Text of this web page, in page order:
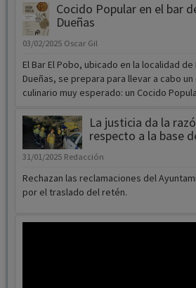
Cocido Popular en el bar
Dueñas
03/02/2025 Oscar Gil
El Bar El Pobo, ubicado en la localidad de
Dueñas, se prepara para llevar a cabo
culinario muy esperado: un Cocido
La justicia da la
respecto a la base
31/01/2025 Redacción
Rechazan las reclamaciones del
por el traslado del retén.